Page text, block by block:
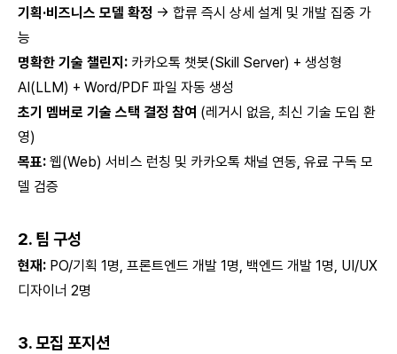
기획·비즈니스 모델 확정 → 합류 즉시 상세 설계 및 개발 집중 가
능
명확한 기술 챌린지: 카카오톡 챗봇(Skill Server) + 생성형
AI(LLM) + Word/PDF 파일 자동 생성
초기 멤버로 기술 스택 결정 참여 (레거시 없음, 최신 기술 도입 환
영)
목표: 웹(Web) 서비스 런칭 및 카카오톡 채널 연동, 유료 구독 모
델 검증
2. 팀 구성
현재: PO/기획 1명, 프론트엔드 개발 1명, 백엔드 개발 1명, UI/UX
디자이너 2명
3. 모집 포지션